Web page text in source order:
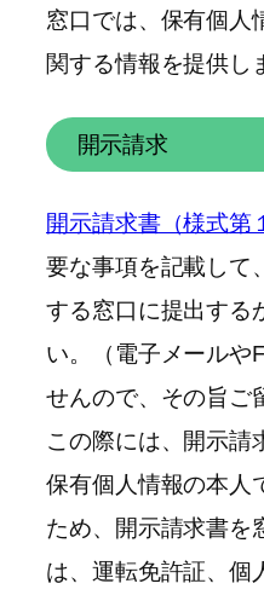
窓口では、保有個人
関する情報を提供し
開示請求
開示請求書（様式第
要な事項を記載して
する窓口に提出する
い。（電子メールや
せんので、その旨ご
この際には、開示請
保有個人情報の本人
ため、開示請求書を
は、運転免許証、個